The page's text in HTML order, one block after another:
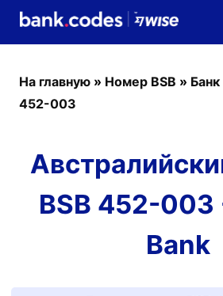
На главную » Номер BSB » Банк
452-003
BSB 452-003
Bank